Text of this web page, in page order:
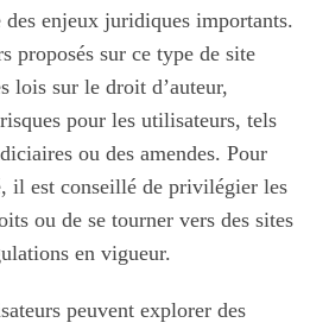
des enjeux juridiques importants.
proposés sur ce type de site
lois sur le droit d’auteur,
pour les utilisateurs, tels
ou des amendes. Pour
il est conseillé de privilégier les
ou de se tourner vers des sites
en vigueur.
peuvent explorer des